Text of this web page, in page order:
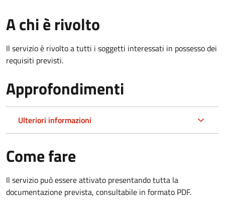
A chi è rivolto
Il servizio è rivolto a tutti i soggetti interessati in possesso dei
requisiti previsti.
Approfondimenti
Ulteriori informazioni
Come fare
Il servizio può essere attivato presentando tutta la
documentazione prevista, consultabile in formato PDF.